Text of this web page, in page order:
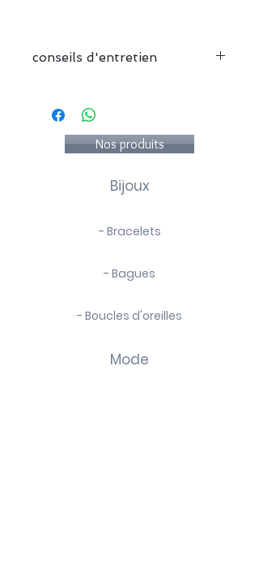
conseils d'entretien
- de conserver votre bijou
individuellement dans sa pochette
- d'éviter le contact avec l'eau
- d'éviter le contact avec du parfum et
- de ne pas utiliser de produits
- de retirer votre bijou lorsque vous
Nos produits
Bijoux
- Bracelets
- Bagues
- Boucles d'oreilles
Mode